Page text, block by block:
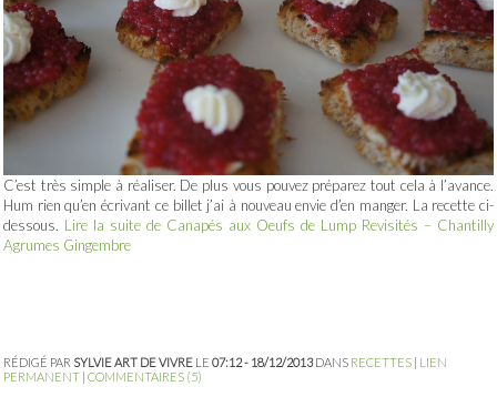
C’est très simple à réaliser. De plus vous pouvez préparez tout cela à l’avance.
Hum rien qu’en écrivant ce billet j’ai à nouveau envie d’en manger. La recette ci-
dessous. Lire la suite de Canapés aux Oeufs de Lump Revisités – Chantilly
Agrumes Gingembre
RÉDIGÉ PAR SYLVIE ART DE VIVRE LE 07:12 - 18/12/2013DANS RECETTES | LIEN
PERMANENT | COMMENTAIRES (5)